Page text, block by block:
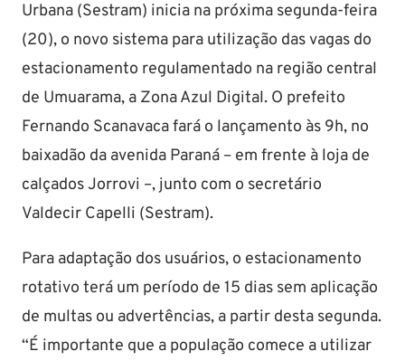
Urbana (Sestram) inicia na próxima segunda-feira
(20), o novo sistema para utilização das vagas do
estacionamento regulamentado na região central
de Umuarama, a Zona Azul Digital. O prefeito
Fernando Scanavaca fará o lançamento às 9h, no
baixadão da avenida Paraná – em frente à loja de
calçados Jorrovi –, junto com o secretário
Valdecir Capelli (Sestram).
Para adaptação dos usuários, o estacionamento
rotativo terá um período de 15 dias sem aplicação
de multas ou advertências, a partir desta segunda.
“É importante que a população comece a utilizar